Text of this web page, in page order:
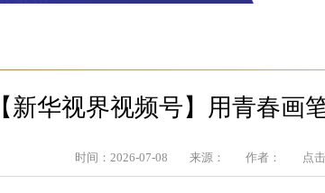
【新华视界视频号】用青春画
时间：2026-07-08 来源： 作者： 点